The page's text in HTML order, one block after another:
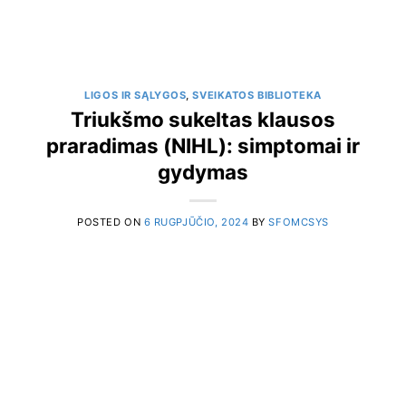
LIGOS IR SĄLYGOS,SVEIKATOS BIBLIOTEKA
Triukšmo sukeltas klausos
praradimas (NIHL): simptomai ir
gydymas
POSTED ON 6 RUGPJŪČIO, 2024 BYSFOMCSYS